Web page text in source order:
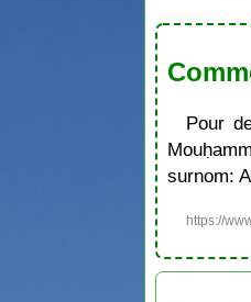
Pour
surnom:
https://